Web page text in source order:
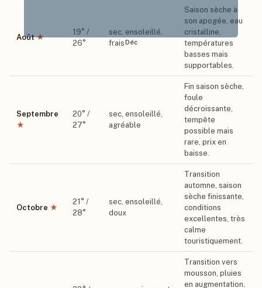
Déc
Août ★
19° /
26°
sec, ensoleillé,
frais
Saison sèche à
son apogée, eau
cristalline,
températures
basses mais
supportables.
Septembre
★
20° /
27°
sec, ensoleillé,
agréable
Fin saison sèche,
foule
décroissante,
tempête
possible mais
rare, prix en
baisse.
Octobre ★
21 ° /
28°
sec, ensoleillé,
doux
Transition
automne, saison
sèche finissante,
conditions
excellentes, très
calme
touristiquement.
Transition vers
mousson, pluies
en augmentation,